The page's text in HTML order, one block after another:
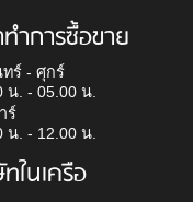
ทำการซื้อขาย
ร์ - ศุกร์
น. - 05.00 น.
ร์
น. - 12.00 น.
ในเครือ